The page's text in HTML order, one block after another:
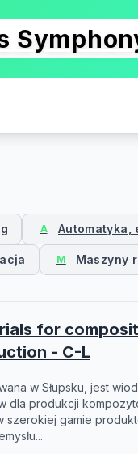
A Automatyka,
M Maszyny
for
- C-L
w Słupsku, jest
dla produkcji
szerokiej gamie